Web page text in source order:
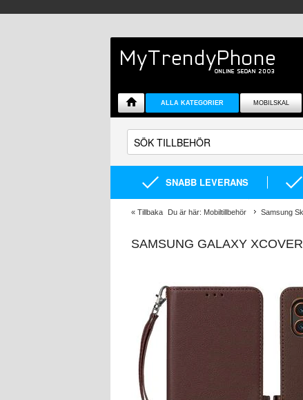
ALLA KATEGORIER MOBILSKAL
SNABB LEVERANS
« Tillbaka Du är här: Mobiltillbehör Samsung
SAMSUNG GALAXY